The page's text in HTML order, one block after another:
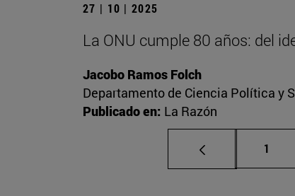
27 | 10 | 2025
La ONU cumple 80 años: del
Jacobo Ramos Folch
Departamento de Ciencia Política y
Publicado en: La Razón
Página
1